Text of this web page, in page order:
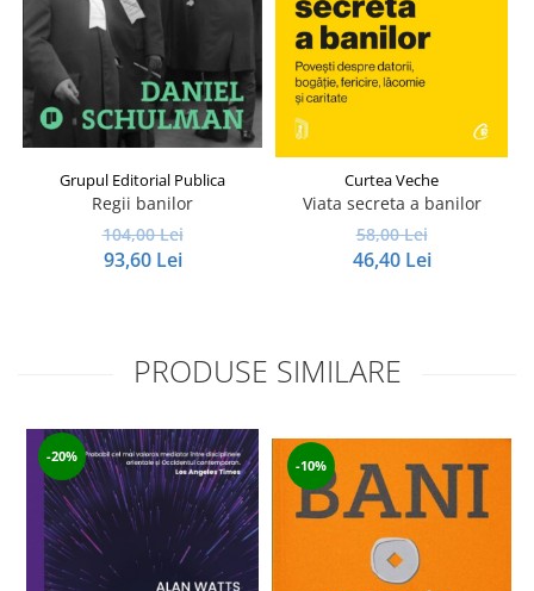
Grupul Editorial Publica
Regii banilor
104,00 Lei
93,60 Lei
Curtea Veche
Viata secreta a banilor
58,00 Lei
46,40 Lei
PRODUSE SIMILARE
-20%
-10%